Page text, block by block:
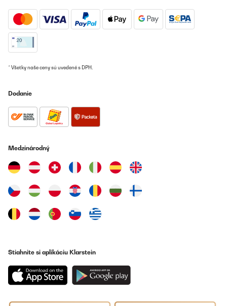
* Všetky naše ceny sú uvedené s DPH.
Dodanie
Medzinárodný
Stiahnite si aplikáciu Klarstein